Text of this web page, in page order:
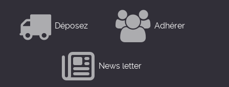
Déposez Adhérer
News letter